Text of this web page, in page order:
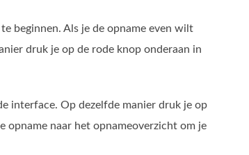
beginnen. Als je de opname even wilt
druk je op de rode knop onderaan in
interface. Op dezelfde manier druk je op
opname naar het opnameoverzicht om je